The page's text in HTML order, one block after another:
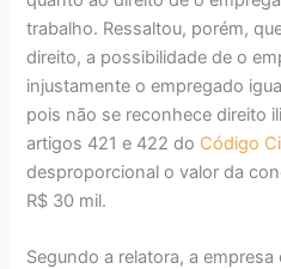
trabalho. Ressaltou, porém,
direito, a possibilidade de o
injustamente o empregado
pois não se reconhece direito
artigos 421 e 422 do Código
desproporcional o valor da
R$ 30 mil.
Segundo a relatora, a